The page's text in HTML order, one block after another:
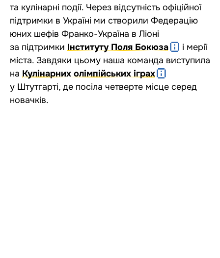
та кулінарні події. Через відсутність офіційної
підтримки в Україні ми створили Федерацію
юних шефів Франко-Україна в Ліоні
за підтримки Інституту Поля Бокюза
і мерії
міста. Завдяки цьому наша команда виступила
на Кулінарних олімпійських іграх
у Штутгарті, де посіла четверте місце серед
новачків.